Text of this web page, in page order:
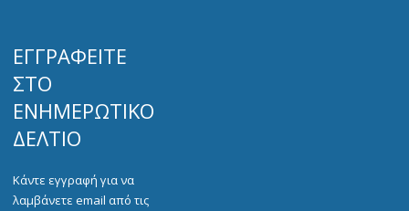
ΕΓΓΡΑΦΕΊΤΕ
ΣΤΟ
ΕΝΗΜΕΡΩΤΙΚΌ
ΔΕΛΤΊΟ
Κάντε εγγραφή για να
λαμβάνετε email από τις